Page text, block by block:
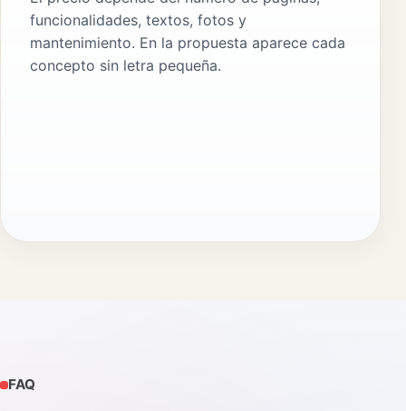
funcionalidades, textos, fotos y
mantenimiento. En la propuesta aparece cada
concepto sin letra pequeña.
FAQ